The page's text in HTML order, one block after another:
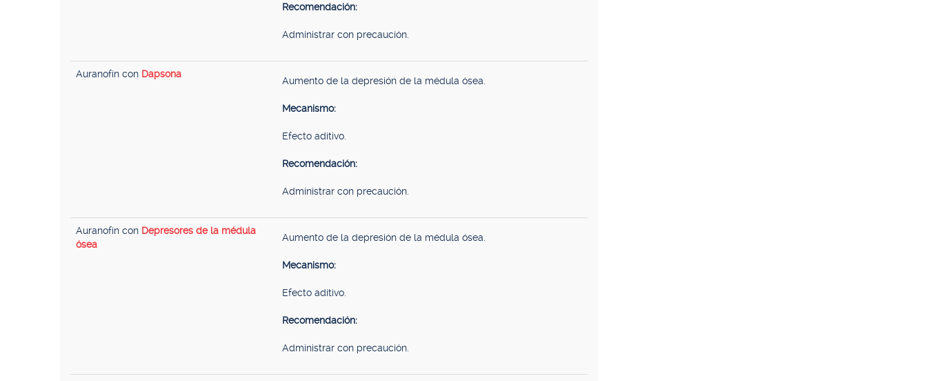
Recomendación:
Administrar con precaución.
Auranofín con Dapsona
Aumento de la depresión de la médula ósea.
Mecanismo:
Efecto aditivo.
Recomendación:
Administrar con precaución.
Auranofín con Depresores de la médula
ósea
Aumento de la depresión de la médula ósea.
Mecanismo:
Efecto aditivo.
Recomendación:
Administrar con precaución.